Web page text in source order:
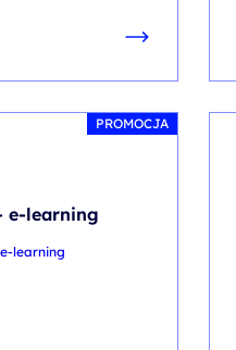
PROMOCJA
e-learning
learning